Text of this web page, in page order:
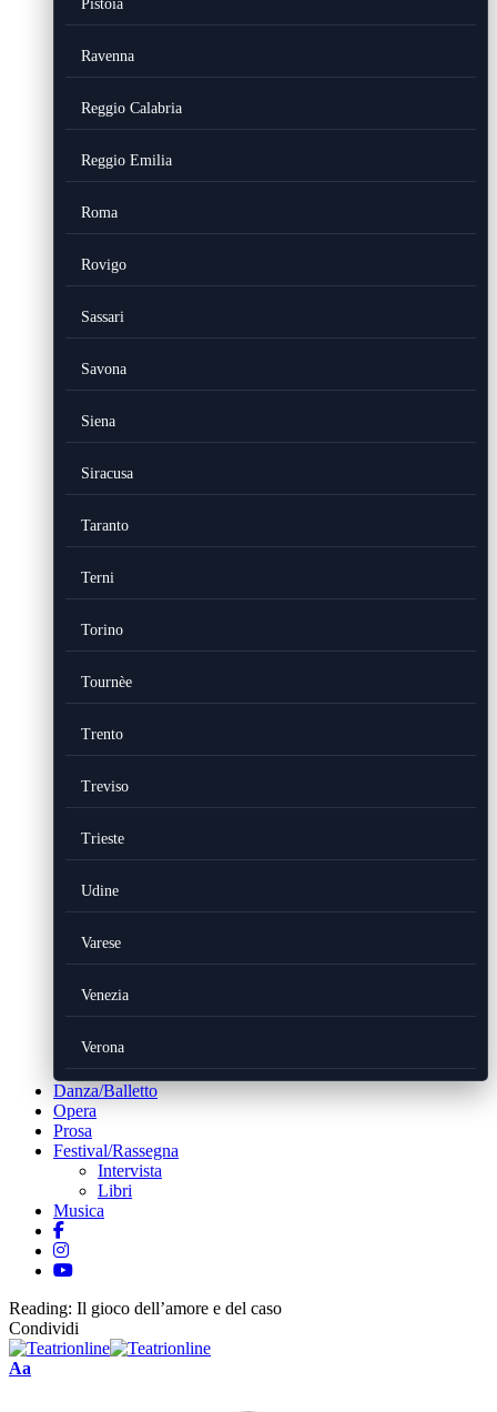
Pistoia
Ravenna
Reggio Calabria
Reggio Emilia
Roma
Rovigo
Sassari
Savona
Siena
Siracusa
Taranto
Terni
Torino
Tournèe
Trento
Treviso
Trieste
Udine
Varese
Venezia
Verona
Danza/Balletto
Opera
Prosa
Festival/Rassegna
Intervista
Libri
Musica
Reading: Il gioco dell’amore e del caso
Condividi
Font
Aa